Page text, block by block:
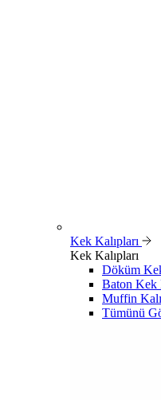
Kek Kalıpları
Kek Kalıpları
Döküm
Baton Kek
Muffin
Tümünü